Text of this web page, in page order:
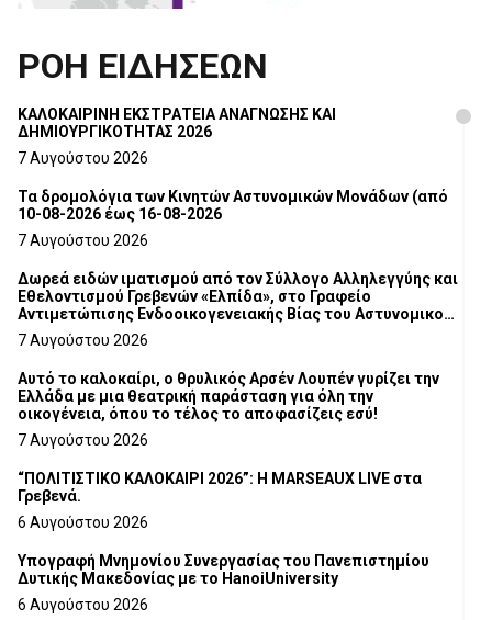
ΡΟΗ ΕΙΔΗΣΕΩΝ
ΚΑΛΟΚΑΙΡΙΝΗ ΕΚΣΤΡΑΤΕΙΑ ΑΝΑΓΝΩΣΗΣ ΚΑΙ
ΔΗΜΙΟΥΡΓΙΚΟΤΗΤΑΣ 2026
7 Αυγούστου 2026
Τα δρομολόγια των Κινητών Αστυνομικών Μονάδων (από
10-08-2026 έως 16-08-2026
7 Αυγούστου 2026
Δωρεά ειδών ιματισμού από τον Σύλλογο Αλληλεγγύης και
Εθελοντισμού Γρεβενών «Ελπίδα», στο Γραφείο
Αντιμετώπισης Ενδοοικογενειακής Βίας του Αστυνομικού
Τμήματος Γρεβενών
7 Αυγούστου 2026
Αυτό το καλοκαίρι, ο θρυλικός Αρσέν Λουπέν γυρίζει την
Ελλάδα με μια θεατρική παράσταση για όλη την
οικογένεια, όπου το τέλος το αποφασίζεις εσύ!
7 Αυγούστου 2026
“ΠΟΛΙΤΙΣΤΙΚΟ ΚΑΛΟΚΑΙΡΙ 2026”: Η MARSEAUX LIVE στα
Γρεβενά.
6 Αυγούστου 2026
Υπογραφή Μνημονίου Συνεργασίας του Πανεπιστημίου
Δυτικής Μακεδονίας με το HanoiUniversity
6 Αυγούστου 2026